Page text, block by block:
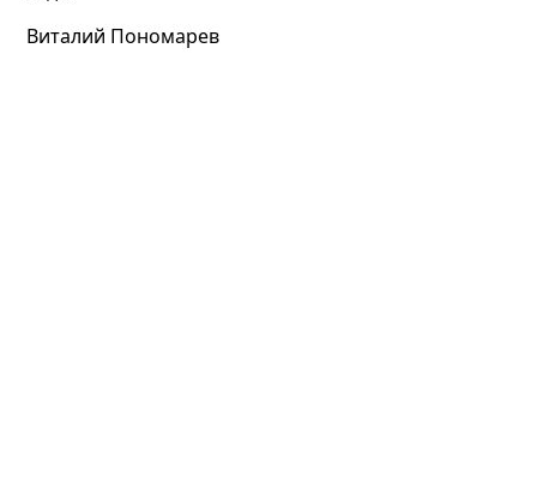
Виталий Пономарев